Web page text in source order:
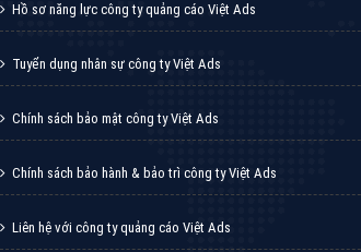
Hồ sơ năng lực công ty quảng cáo Việt Ads
Tuyển dụng nhân sự công ty Việt Ads
Chính sách bảo mật công ty Việt Ads
Chính sách bảo hành & bảo trì công ty Việt Ads
Liên hệ với công ty quảng cáo Việt Ads